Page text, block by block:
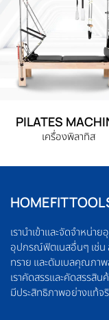
PILATES
เครื่องพิลาทิส
เรานำเข้าและจัดจำหน่
อุปกรณ์ฟิตเนสอื่นๆ เช่น
ทราย และดัมเบลคุณภา
เราคัดสรรและคัดสรรสิ
มีประสิทธิภาพอย่างแท้จ